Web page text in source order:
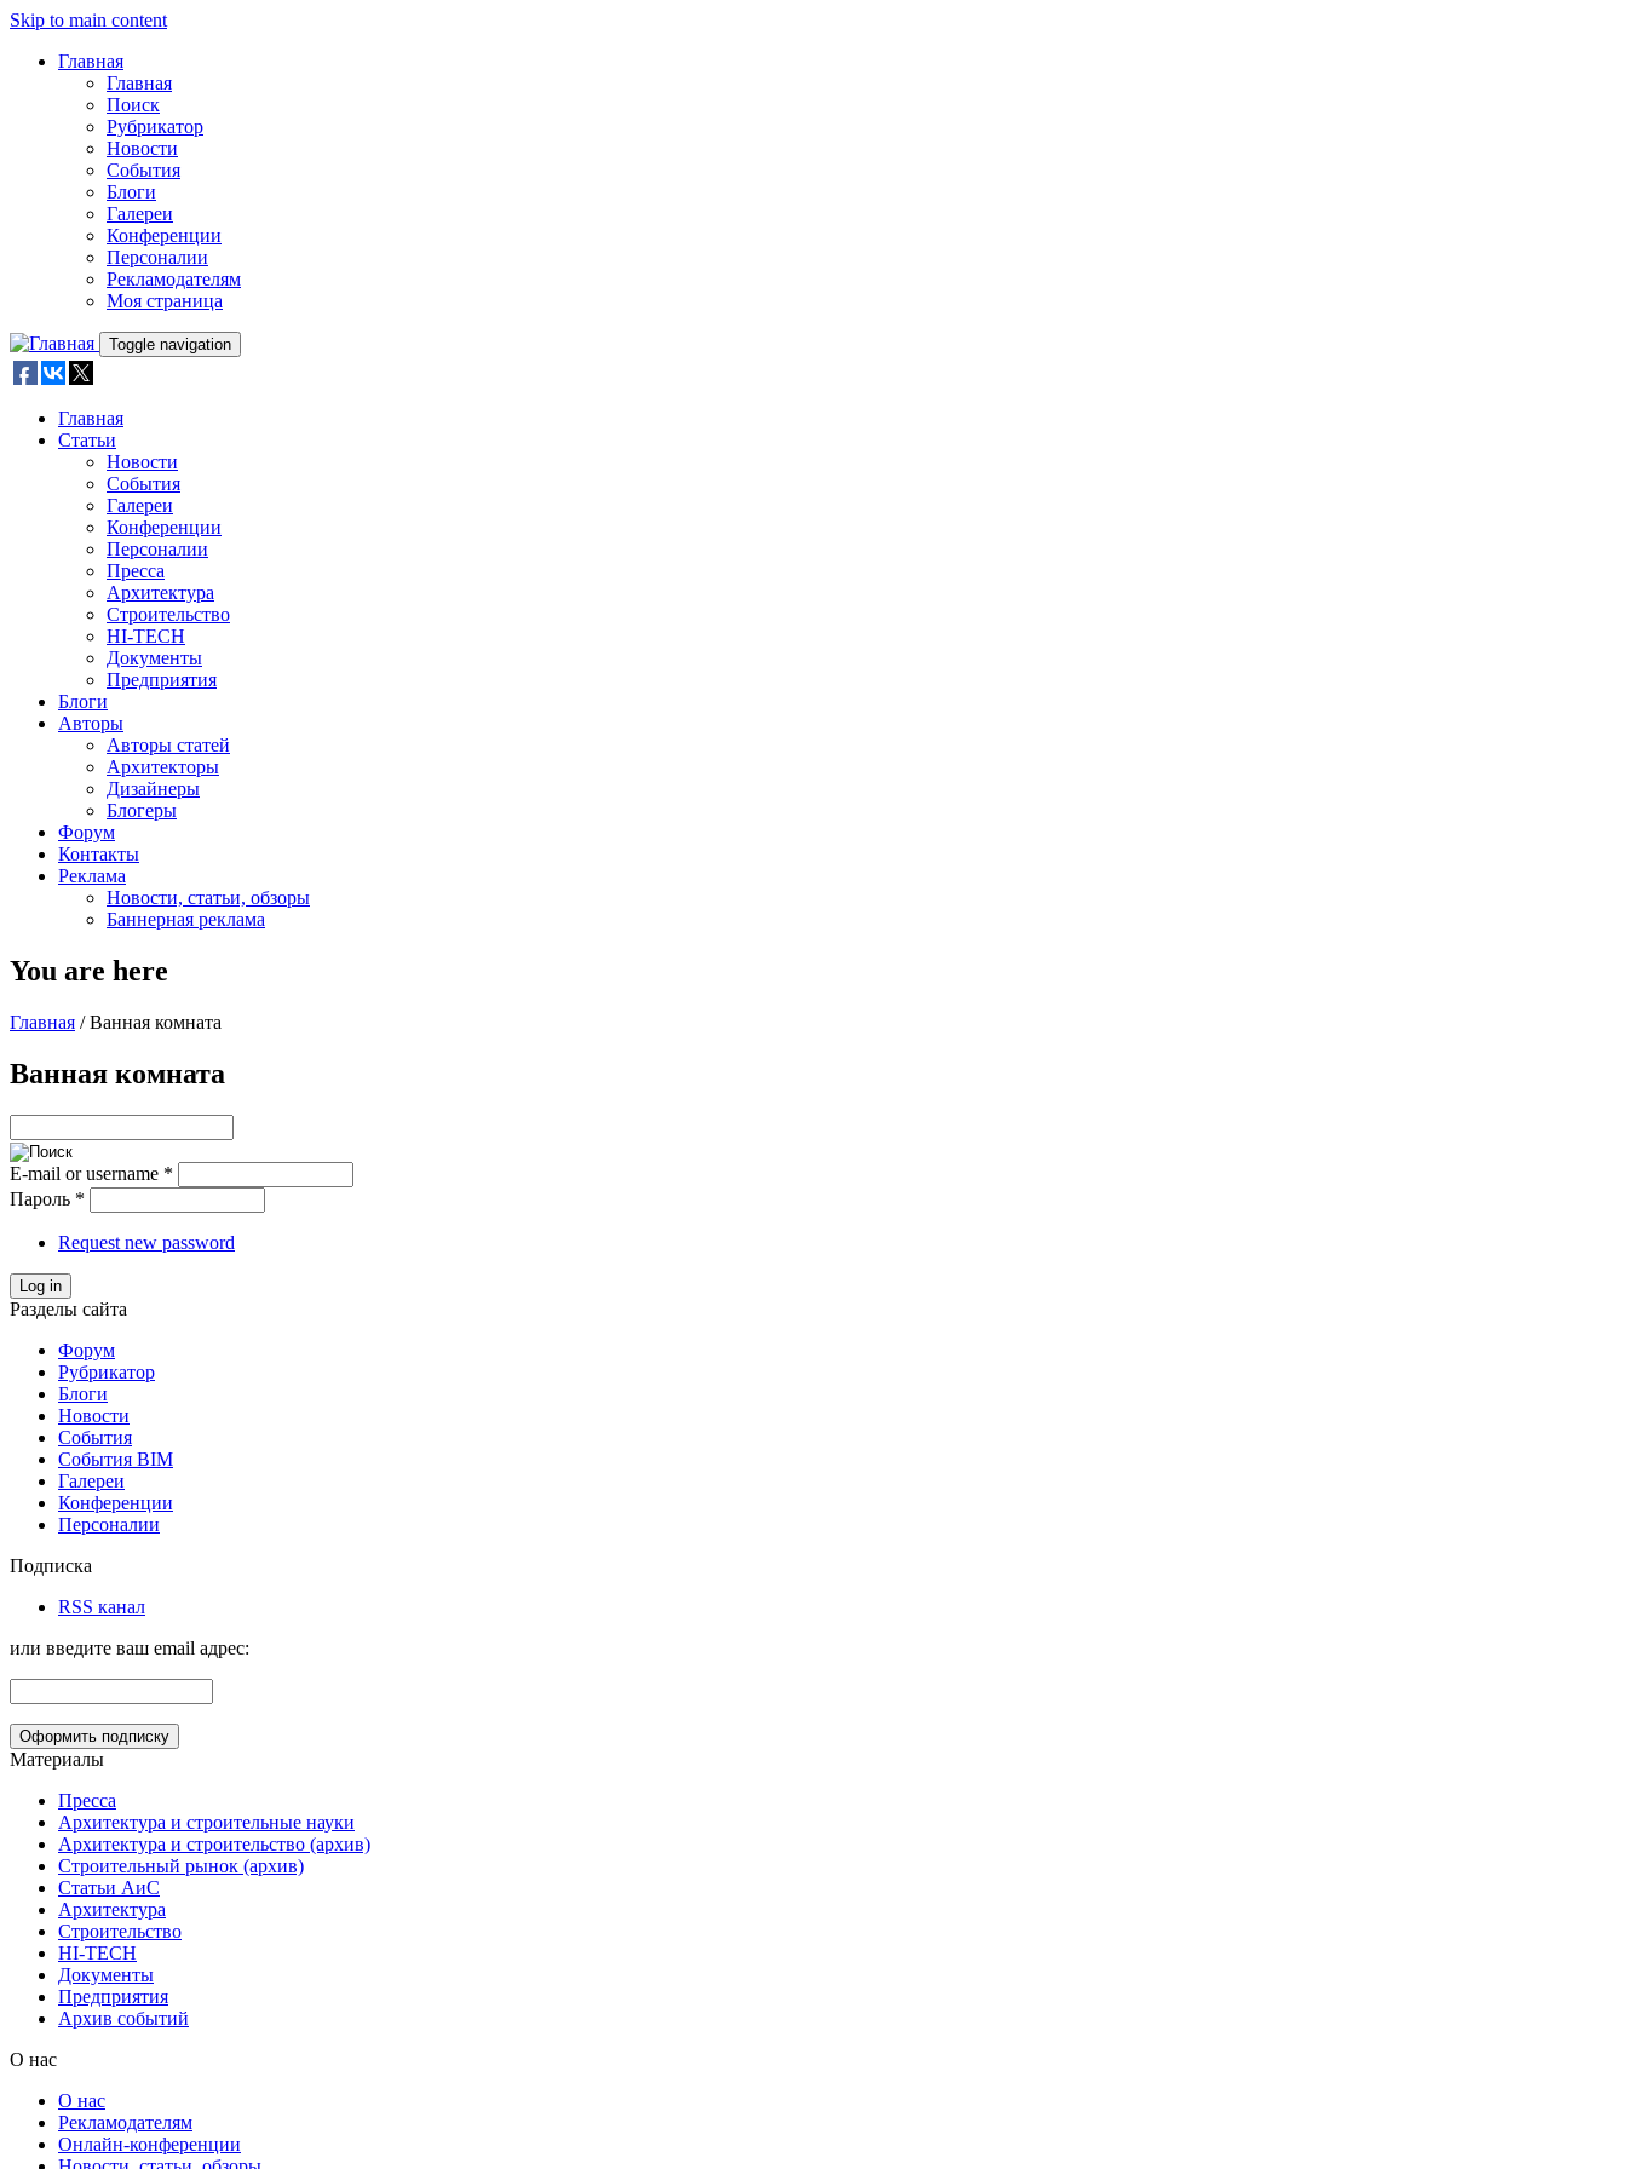
Skip to main content
Главная
Главная
Поиск
Рубрикатор
Новости
События
Блоги
Галереи
Конференции
Персоналии
Рекламодателям
Моя страница
Toggle navigation
Главная
Статьи
Новости
События
Галереи
Конференции
Персоналии
Пресса
Архитектура
Строительство
HI-TECH
Документы
Предприятия
Блоги
Авторы
Авторы статей
Архитекторы
Дизайнеры
Блогеры
Форум
Контакты
Реклама
Новости, статьи, обзоры
Баннерная реклама
You are here
Главная / Ванная комната
Ванная комната
E-mail or username *
Пароль *
Request new password
Log in
Разделы сайта
Форум
Рубрикатор
Блоги
Новости
События
События BIM
Галереи
Конференции
Персоналии
Подписка
RSS канал
или введите ваш email адрес:
Материалы
Пресса
Архитектура и строительные науки
Архитектура и строительство (архив)
Строительный рынок (архив)
Статьи АиС
Архитектура
Строительство
HI-TECH
Документы
Предприятия
Архив событий
О нас
О нас
Рекламодателям
Онлайн-конференции